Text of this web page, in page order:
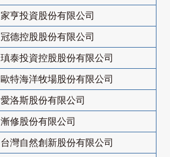
家亨投資股份有限公司
冠德控股股份有限公司
瑱泰投資控股股份有限公司
歐特海洋牧場股份有限公司
愛洛斯股份有限公司
漸修股份有限公司
台灣自然創新股份有限公司